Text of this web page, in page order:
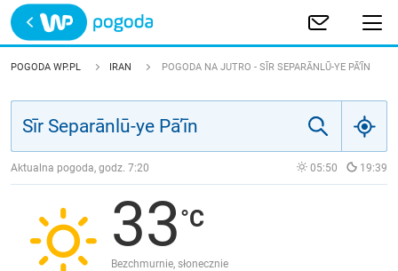
Trwa ładowanie
POLSKA
JAKOŚĆ POWIETRZA
POGODA WP.PL IRAN POGODA NA JUTRO - SĪR SEPARĀNLŪ-YE PĀ’ĪN
Aktualna pogoda, godz. 7:20 05:50 19:39
33
Bezchmurnie, słonecznie